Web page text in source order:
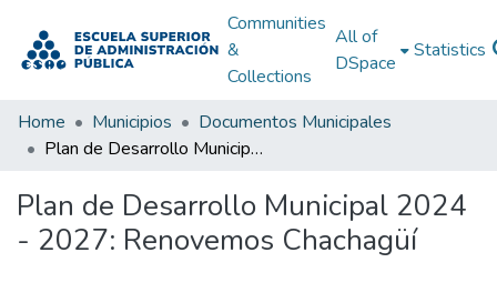
Communities
&
Collections
All of
DSpace
Statistics
Home Municipios
Documentos Municipales
Plan de Desarrollo Municipal 2024 - 2027: Renovemos Chachagüí
Plan de Desarrollo Municipal 2024
- 2027: Renovemos Chachagüí